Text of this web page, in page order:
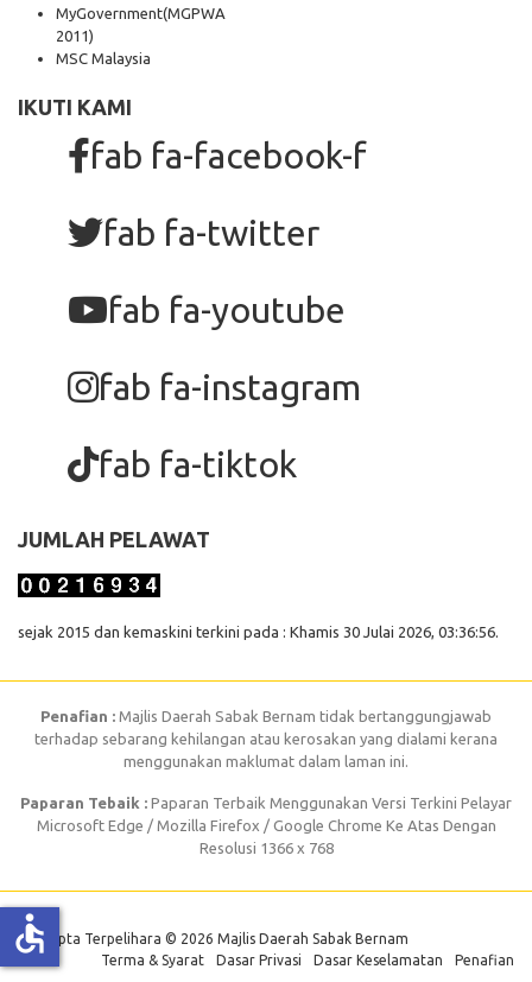
MyGovernment(MGPWA
2011)
MSC Malaysia
IKUTI KAMI
fab fa-facebook-f
fab fa-twitter
fab fa-youtube
fab fa-instagram
fab fa-tiktok
JUMLAH PELAWAT
sejak 2015 dan kemaskini terkini pada : Khamis 30 Julai 2026, 03:36:56.
Penafian : Majlis Daerah Sabak Bernam tidak bertanggungjawab
terhadap sebarang kehilangan atau kerosakan yang dialami kerana
menggunakan maklumat dalam laman ini.
Paparan Tebaik : Paparan Terbaik Menggunakan Versi Terkini Pelayar
Microsoft Edge / Mozilla Firefox / Google Chrome Ke Atas Dengan
Resolusi 1366 x 768
Hak Cipta Terpelihara © 2026 Majlis Daerah Sabak Bernam
Terma & Syarat
Dasar Privasi Dasar Keselamatan Penafian
accessible